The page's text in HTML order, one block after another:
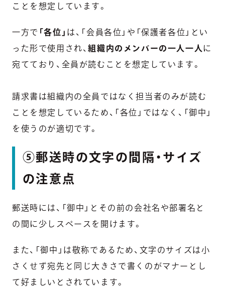
ことを想定しています。
一方で 「各位」 は、「会員各位」や「保護者各位」とい
った形で使用され、組織内のメンバーの一人一人 に
宛てており、全員が読むことを想定しています。
請求書は組織内の全員ではなく担当者のみが読む
ことを想定しているため、「各位」ではなく、「御中」
を使うのが適切です。
⑤郵送時の文字の間隔・サイズ
の注意点
郵送時には、「御中」とその前の会社名や部署名と
の間に少しスペースを開けます。
また、「御中」は敬称であるため、文字のサイズは小
さくせず宛先と同じ大きさで書くのがマナーとし
て好ましいとされています。